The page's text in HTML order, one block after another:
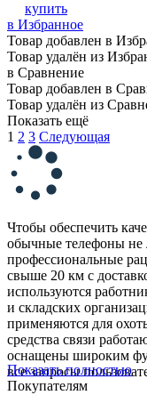
купить
в Избранное
Товар добавлен в
Товар удалён из
в Сравнение
Товар добавлен в
Товар удалён из
Показать ещё
1 2 3 Следующая
Чтобы обеспечить
обычные телефоны не
профессиональные
свыше 20 км с
используются
и складских
применяются для
средства связи
оснащены широким
все запросы
Показать полностью
Покупателям